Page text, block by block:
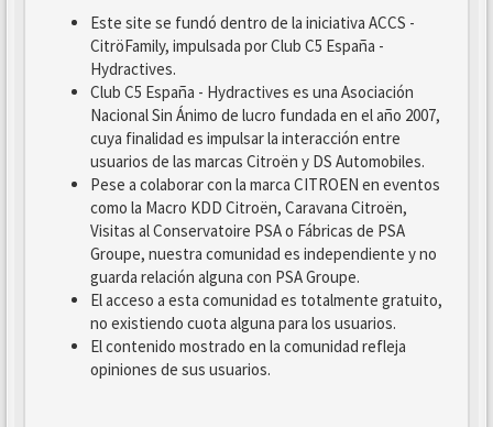
Este site se fundó dentro de la iniciativa ACCS -
CitröFamily, impulsada por Club C5 España -
Hydractives.
Club C5 España - Hydractives es una Asociación
Nacional Sin Ánimo de lucro fundada en el año 2007,
cuya finalidad es impulsar la interacción entre
usuarios de las marcas Citroën y DS Automobiles.
Pese a colaborar con la marca CITROEN en eventos
como la Macro KDD Citroën, Caravana Citroën,
Visitas al Conservatoire PSA o Fábricas de PSA
Groupe, nuestra comunidad es independiente y no
guarda relación alguna con PSA Groupe.
El acceso a esta comunidad es totalmente gratuito,
no existiendo cuota alguna para los usuarios.
El contenido mostrado en la comunidad refleja
opiniones de sus usuarios.